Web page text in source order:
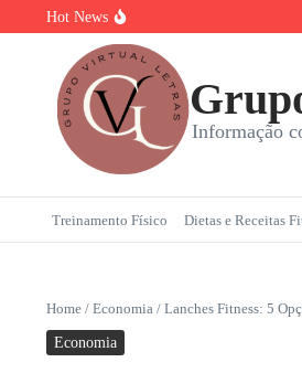
Ir para o conteúdo
Hot News
Strogonoff de frango light: A
Plano de 7 Dias de Treino,
Informação
Treinamento Físico Dietas e Receitas
Home / Economia / Lanches Fitness: 5
Economia